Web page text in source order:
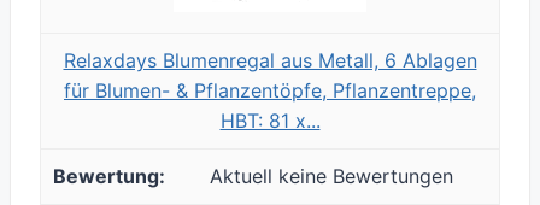
Relaxdays Blumenregal aus Metall, 6 Ablagen
für Blumen- & Pflanzentöpfe, Pflanzentreppe,
HBT: 81 x...
Aktuell keine Bewertungen